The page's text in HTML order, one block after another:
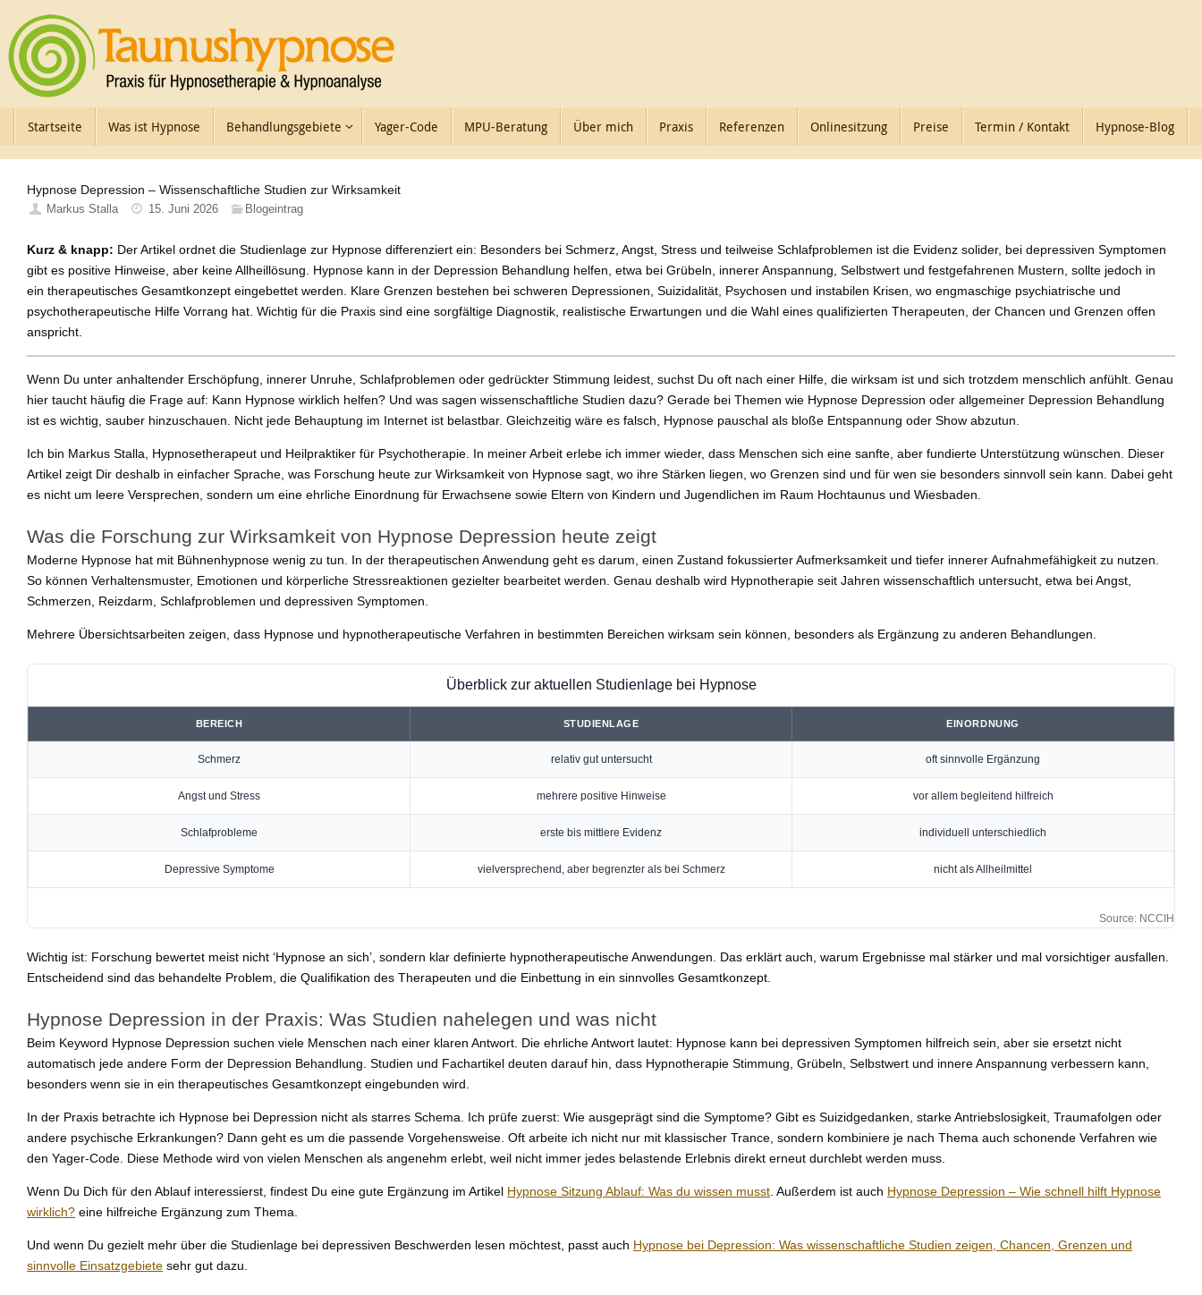
Inhalt
springen
InhaltStartseite Was ist Hypnose Behandlungsgebiete Yager-Code MPU-Beratung Über mich Praxis Referenzen Onlinesitzung Preise Termin / Kontakt Hypnose-Blog
Hypnose Depression – Wissenschaftliche Studien zur Wirksamkeit
Markus Stalla 15. Juni 2026 Blogeintrag
Kurz & knapp: Der Artikel ordnet die Studienlage zur Hypnose differenziert ein: Besonders bei Schmerz, Angst, Stress und teilweise Schlafproblemen ist die Evidenz solider, bei depressiven Symptomen
gibt es positive Hinweise, aber keine Allheillösung. Hypnose kann in der Depression Behandlung helfen, etwa bei Grübeln, innerer Anspannung, Selbstwert und festgefahrenen Mustern, sollte jedoch in
ein therapeutisches Gesamtkonzept eingebettet werden. Klare Grenzen bestehen bei schweren Depressionen, Suizidalität, Psychosen und instabilen Krisen, wo engmaschige psychiatrische und
psychotherapeutische Hilfe Vorrang hat. Wichtig für die Praxis sind eine sorgfältige Diagnostik, realistische Erwartungen und die Wahl eines qualifizierten Therapeuten, der Chancen und Grenzen offen
anspricht.
Wenn Du unter anhaltender Erschöpfung, innerer Unruhe, Schlafproblemen oder gedrückter Stimmung leidest, suchst Du oft nach einer Hilfe, die wirksam ist und sich trotzdem menschlich anfühlt. Genau
hier taucht häufig die Frage auf: Kann Hypnose wirklich helfen? Und was sagen wissenschaftliche Studien dazu? Gerade bei Themen wie Hypnose Depression oder allgemeiner Depression Behandlung
ist es wichtig, sauber hinzuschauen. Nicht jede Behauptung im Internet ist belastbar. Gleichzeitig wäre es falsch, Hypnose pauschal als bloße Entspannung oder Show abzutun.
Ich bin Markus Stalla, Hypnosetherapeut und Heilpraktiker für Psychotherapie. In meiner Arbeit erlebe ich immer wieder, dass Menschen sich eine sanfte, aber fundierte Unterstützung wünschen. Dieser
Artikel zeigt Dir deshalb in einfacher Sprache, was Forschung heute zur Wirksamkeit von Hypnose sagt, wo ihre Stärken liegen, wo Grenzen sind und für wen sie besonders sinnvoll sein kann. Dabei geht
es nicht um leere Versprechen, sondern um eine ehrliche Einordnung für Erwachsene sowie Eltern von Kindern und Jugendlichen im Raum Hochtaunus und Wiesbaden.
Was die Forschung zur Wirksamkeit von Hypnose Depression heute zeigt
Moderne Hypnose hat mit Bühnenhypnose wenig zu tun. In der therapeutischen Anwendung geht es darum, einen Zustand fokussierter Aufmerksamkeit und tiefer innerer Aufnahmefähigkeit zu nutzen.
So können Verhaltensmuster, Emotionen und körperliche Stressreaktionen gezielter bearbeitet werden. Genau deshalb wird Hypnotherapie seit Jahren wissenschaftlich untersucht, etwa bei Angst,
Schmerzen, Reizdarm, Schlafproblemen und depressiven Symptomen.
Mehrere Übersichtsarbeiten zeigen, dass Hypnose und hypnotherapeutische Verfahren in bestimmten Bereichen wirksam sein können, besonders als Ergänzung zu anderen Behandlungen.
Überblick zur aktuellen Studienlage bei Hypnose
BEREICH STUDIENLAGE EINORDNUNG
Schmerz relativ gut untersucht oft sinnvolle Ergänzung
Angst und Stress mehrere positive Hinweise vor allem begleitend hilfreich
Schlafprobleme erste bis mittlere Evidenz individuell unterschiedlich
Depressive Symptome vielversprechend, aber begrenzter als bei Schmerz nicht als Allheilmittel
Source: NCCIH
Wichtig ist: Forschung bewertet meist nicht ‘Hypnose an sich’, sondern klar definierte hypnotherapeutische Anwendungen. Das erklärt auch, warum Ergebnisse mal stärker und mal vorsichtiger ausfallen.
Entscheidend sind das behandelte Problem, die Qualifikation des Therapeuten und die Einbettung in ein sinnvolles Gesamtkonzept.
Hypnose Depression in der Praxis: Was Studien nahelegen und was nicht
Beim Keyword Hypnose Depression suchen viele Menschen nach einer klaren Antwort. Die ehrliche Antwort lautet: Hypnose kann bei depressiven Symptomen hilfreich sein, aber sie ersetzt nicht
automatisch jede andere Form der Depression Behandlung. Studien und Fachartikel deuten darauf hin, dass Hypnotherapie Stimmung, Grübeln, Selbstwert und innere Anspannung verbessern kann,
besonders wenn sie in ein therapeutisches Gesamtkonzept eingebunden wird.
In der Praxis betrachte ich Hypnose bei Depression nicht als starres Schema. Ich prüfe zuerst: Wie ausgeprägt sind die Symptome? Gibt es Suizidgedanken, starke Antriebslosigkeit, Traumafolgen oder
andere psychische Erkrankungen? Dann geht es um die passende Vorgehensweise. Oft arbeite ich nicht nur mit klassischer Trance, sondern kombiniere je nach Thema auch schonende Verfahren wie
den Yager-Code. Diese Methode wird von vielen Menschen als angenehm erlebt, weil nicht immer jedes belastende Erlebnis direkt erneut durchlebt werden muss.
Wenn Du Dich für den Ablauf interessierst, findest Du eine gute Ergänzung im Artikel Hypnose Sitzung Ablauf: Was du wissen musst . Außerdem ist auch Hypnose Depression – Wie schnell hilft Hypnose
wirklich? eine hilfreiche Ergänzung zum Thema.
Und wenn Du gezielt mehr über die Studienlage bei depressiven Beschwerden lesen möchtest, passt auch Hypnose bei Depression: Was wissenschaftliche Studien zeigen, Chancen, Grenzen und
sinnvolle Einsatzgebiete sehr gut dazu.